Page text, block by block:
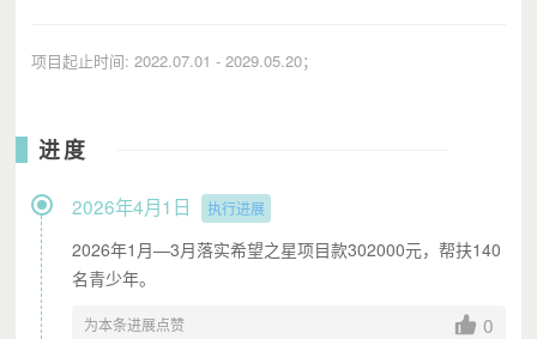
项目起止时间: 2022.07.01 - 2029.05.20；
进度
2026年4月1日 执行进展
2026年1月—3月落实希望之星项目款302000元，帮扶140
名青少年。
为本条进展点赞 0